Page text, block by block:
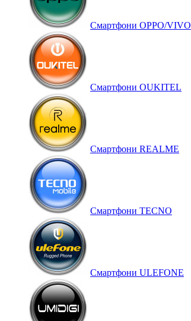
Смартфони OPPO/VIVO
Смартфони OUKITEL
Смартфони REALME
Смартфони TECNO
Смартфони ULEFONE